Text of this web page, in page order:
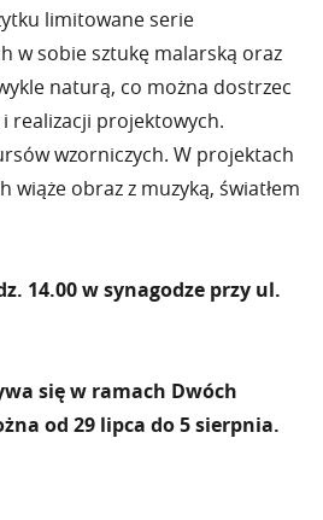
limitowane serie
w sobie sztukę malarską oraz
naturą, co można dostrzec
realizacji projektowych.
wzorniczych. W projektach
wiąże obraz z muzyką, światłem
14.00 w synagodze przy ul.
się w ramach Dwóch
od 29 lipca do 5 sierpnia.